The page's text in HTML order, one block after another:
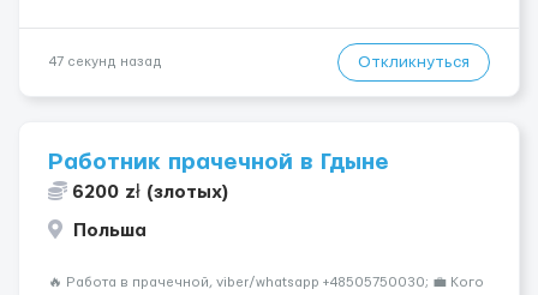
47 секунд назад Откликнуться
Работник прачечной в Гдыне
6200 zł (злотых)
Польша
🔥 Работа в прачечной, viber/whatsapp +48505750030; 💼 Кого